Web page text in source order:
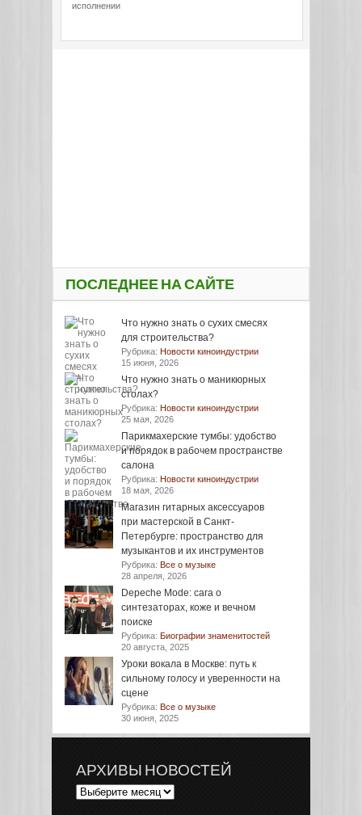
исполнении
ПОСЛЕДНЕЕ НА САЙТЕ
Что нужно знать о сухих смесях
для строительства?
Рубрика: Новости киноиндустрии
15 июня, 2026
Что нужно знать о маникюрных
столах?
Рубрика: Новости киноиндустрии
25 мая, 2026
Парикмахерские тумбы: удобство
и порядок в рабочем пространстве
салона
Рубрика: Новости киноиндустрии
18 мая, 2026
Магазин гитарных аксессуаров
при мастерской в Санкт-
Петербурге: пространство для
музыкантов и их инструментов
Рубрика: Все о музыке
28 апреля, 2026
Depeche Mode: сага о
синтезаторах, коже и вечном
поиске
Рубрика: Биографии знаменитостей
20 августа, 2025
Уроки вокала в Москве: путь к
сильному голосу и уверенности на
сцене
Рубрика: Все о музыке
30 июня, 2025
АРХИВЫ НОВОСТЕЙ